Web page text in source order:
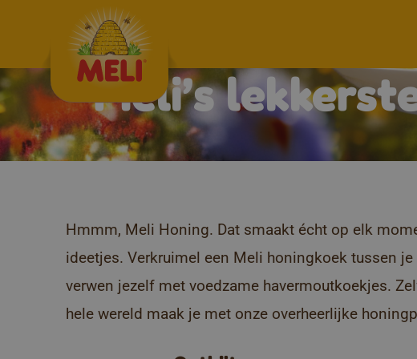
Archives:Recepten
Meli’s
Hmmm, Meli Honing. Dat smaakt écht op elk
ideetjes. Verkruimel een Meli honingkoek tussen
verwen jezelf met voedzame havermoutkoekjes.
hele wereld maak je met onze overheerlijke